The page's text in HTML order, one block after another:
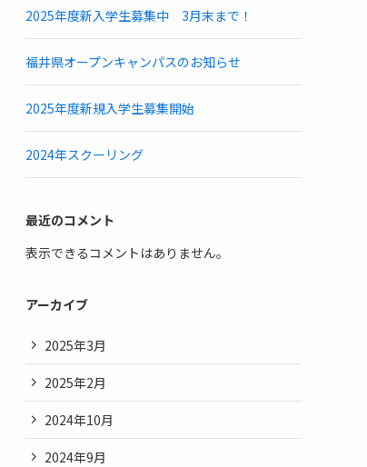
2025年度新入学生募集中 3月末まで！
福井県オープンキャンパスのお知らせ
2025年度新規入学生募集開始
2024年スクーリング
最近のコメント
表示できるコメントはありません。
アーカイブ
2025年3月
2025年2月
2024年10月
2024年9月